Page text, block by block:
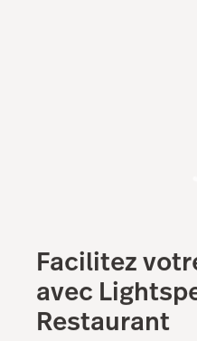
Facilitez
avec
Restaurant